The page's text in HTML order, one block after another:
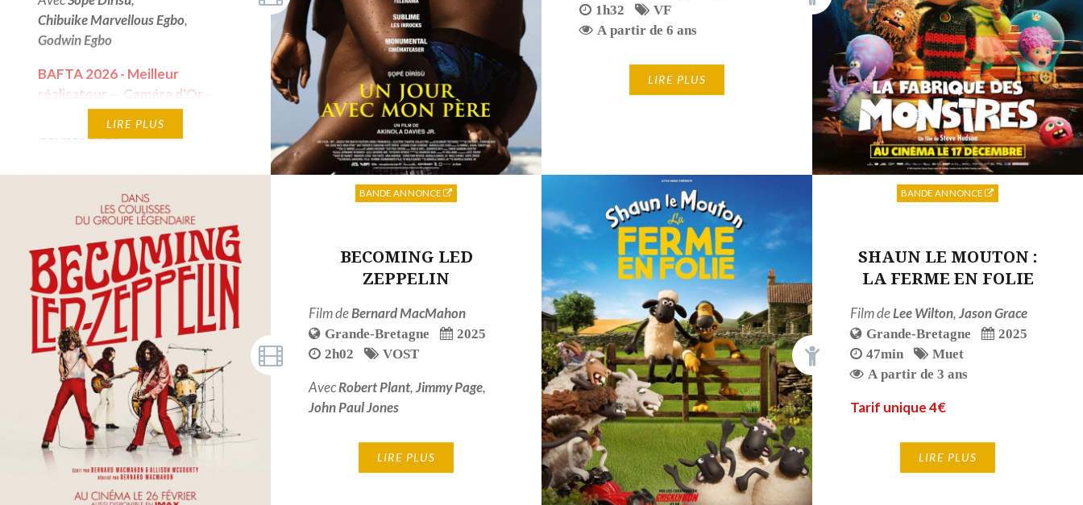
Chibuike Marvellous Egbo,
Godwin Egbo
BAFTA 2026 - Meilleur
réalisateur — Caméra d'Or -
Mention spéciale - Festival de
Cannes 2025
LIRE PLUS
1h32
VF
A partir de 6 ans
LIRE PLUS
BECOMING LED
ZEPPELIN
Film deBernard MacMahon
Grande-Bretagne
2025
2h02
VOST
AvecRobert Plant,Jimmy Page,
John Paul Jones
LIRE PLUS
BANDE ANNONCE
SHAUN LE MOUTON :
LA FERME EN FOLIE
Film deLee Wilton,Jason Grace
Grande-Bretagne
2025
47min
Muet
A partir de 3 ans
Tarif unique 4€
LIRE PLUS
BANDE ANNONCE